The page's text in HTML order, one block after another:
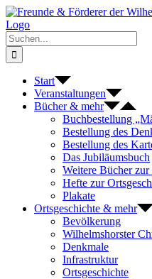
Zum
Inhalt
springen
Suche
nach:
Start
Veranstaltungen
Bücher & mehr
Buchbestellung
Bestellung des
Bestellung des
Das Jubiläumsbuch
Weitere Bücher zur
Hefte zur
Plakate
Ortsgeschichte & mehr
Bevölkerung
Wilhelmshorster
Denkmale
Infrastruktur
Ortsgeschichte